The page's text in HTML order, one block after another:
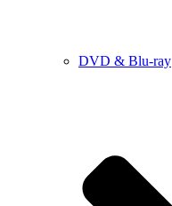
DVD & Blu-ray